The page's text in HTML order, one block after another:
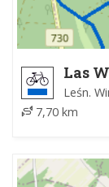
Las
Leśn.
7,70 km